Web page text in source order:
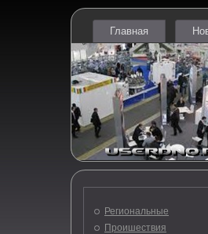
Главная
Региональные
Проишествия